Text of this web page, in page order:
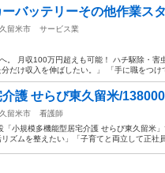
ーバッテリーその他作業ス
留米市
サービス業
。 月収100万円超えも可能！ ハチ駆除・
だけ収入を伸ばしたい。」 「手に職をつけ
護 せらび東久留米/
留米市
看護師
「小規模多機能型居宅介護 せらび東久留
ズムを整えたい」「子育てと両立して正社